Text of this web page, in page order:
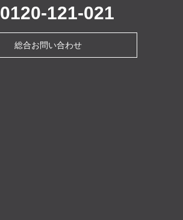
0120-121-021
総合お問い合わせ